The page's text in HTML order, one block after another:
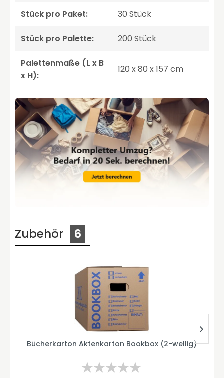
Stück pro Paket: 30 Stück
Stück pro Palette: 200 Stück
Palettenmaße (L x B
x H):
120 x 80 x 157 cm
Zubehör 6
Bücherkarton Aktenkarton Bookbox (2-wellig)